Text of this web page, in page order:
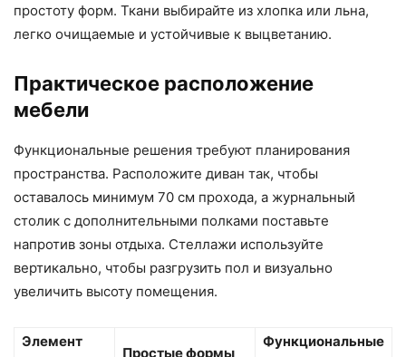
простоту форм. Ткани выбирайте из хлопка или льна,
легко очищаемые и устойчивые к выцветанию.
Практическое расположение
мебели
Функциональные решения требуют планирования
пространства. Расположите диван так, чтобы
оставалось минимум 70 см прохода, а журнальный
столик с дополнительными полками поставьте
напротив зоны отдыха. Стеллажи используйте
вертикально, чтобы разгрузить пол и визуально
увеличить высоту помещения.
Элемент
Простые формы
Функциональные